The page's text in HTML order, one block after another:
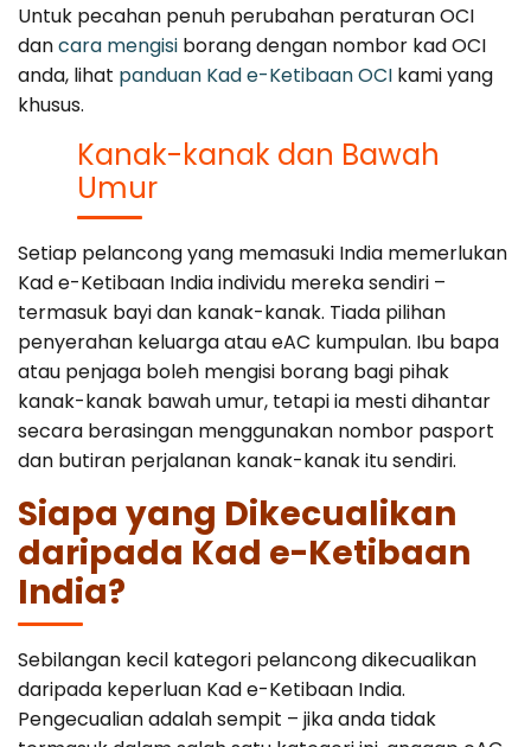
Untuk pecahan penuh perubahan peraturan OCI
dancara mengisi borang dengan nombor kad OCI
anda, lihat panduan Kad e-Ketibaan OCI kami yang
khusus.
Kanak-kanak dan Bawah
Umur
Setiap pelancong yang memasuki India memerlukan
Kad e-Ketibaan India individu mereka sendiri –
termasuk bayi dan kanak-kanak. Tiada pilihan
penyerahan keluarga atau eAC kumpulan. Ibu bapa
atau penjaga boleh mengisi borang bagi pihak
kanak-kanak bawah umur, tetapi ia mesti dihantar
secara berasingan menggunakan nombor pasport
dan butiran perjalanan kanak-kanak itu sendiri.
Siapa yang Dikecualikan
daripada Kad e-Ketibaan
India?
Sebilangan kecil kategori pelancong dikecualikan
daripada keperluan Kad e-Ketibaan India.
Pengecualian adalah sempit – jika anda tidak